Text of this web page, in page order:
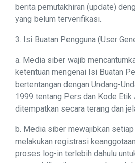
berita pemutakhiran (update)
yang belum terverifikasi.
3. Isi Buatan Pengguna (User
a. Media siber wajib
ketentuan mengenai Isi Buatan
bertentangan dengan Undang-
1999 tentang Pers dan Kode Etik
ditempatkan secara terang dan
b. Media siber mewajibkan
melakukan registrasi
proses log-in terlebih dahulu